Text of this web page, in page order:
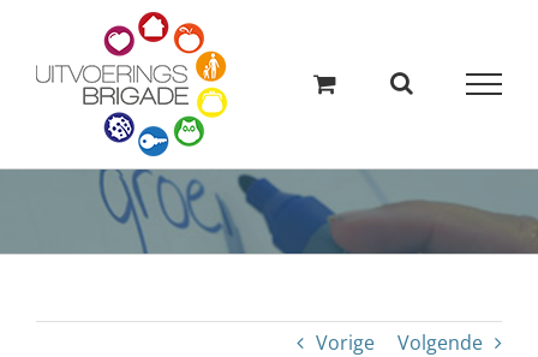
inhoud
Vorige Volgende